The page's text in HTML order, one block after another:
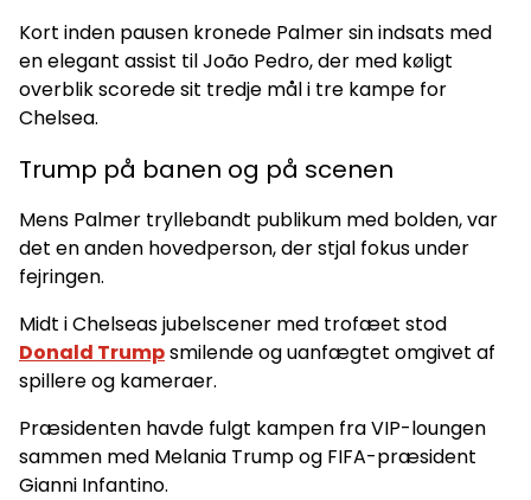
Kort inden pausen kronede Palmer sin indsats med
en elegant assist til João Pedro, der med køligt
overblik scorede sit tredje mål i tre kampe for
Chelsea.
Trump på banen og på scenen
Mens Palmer tryllebandt publikum med bolden, var
det en anden hovedperson, der stjal fokus under
fejringen.
Midt i Chelseas jubelscener med trofæet stod
Donald Trumpsmilende og uanfægtet omgivet af
spillere og kameraer.
Præsidenten havde fulgt kampen fra VIP-loungen
sammen med Melania Trump og FIFA-præsident
Gianni Infantino.